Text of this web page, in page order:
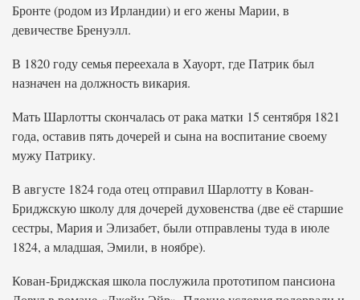
Бронте (родом из Ирландии) и его жены Марии, в
девичестве Бренуэлл.
В 1820 году семья переехала в Хауорт, где Патрик был
назначен на должность викария.
Мать Шарлотты скончалась от рака матки 15 сентября 1821
года, оставив пять дочерей и сына на воспитание своему
мужу Патрику.
В августе 1824 года отец отправил Шарлотту в Кован-
Бриджскую школу для дочерей духовенства (две её старшие
сестры, Мария и Элизабет, были отправлены туда в июле
1824, а младшая, Эмили, в ноябре).
Кован-Бриджская школа послужила прототипом пансиона